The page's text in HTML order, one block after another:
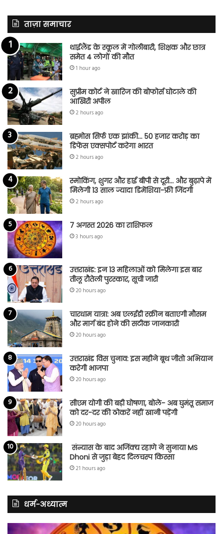
ताज़ा समाचार
थाईलैंड के स्कूल में गोलीबारी, शिक्षक और छात्र
समेत 4 लोगों की मौत
1 hour ago
सुप्रीम कोर्ट ने खारिज की बोफोर्स घोटाले की
आखिरी अपील
2 hours ago
ब्रह्मोस सिर्फ एक झांकी… 50 हजार करोड़ का
डिफेंस एक्सपोर्ट करेगा भारत
2 hours ago
स्मोकिंग, शुगर और हाई बीपी से दूरी… और बुढ़ापे में
मिलेगी 13 साल ज्यादा डिमेंशिया-फ्री जिंदगी
2 hours ago
7 अगस्त 2026 का राशिफल
3 hours ago
उत्तराखंड: इन 13 महिलाओं को मिलेगा इस बार
तीलू रौतेली पुरस्कार, सूची जारी
20 hours ago
चारधाम यात्रा: अब एलईडी स्क्रीन बताएगी मौसम
और मार्ग बंद होने की सटीक जानकारी
20 hours ago
उत्तराखंड विस चुनाव: इस महीने बूथ जीतो अभियान
करेगी भाजपा
20 hours ago
सीएम योगी की बड़ी घोषणा, बोले- अब घुमंतू समाज
को दर-दर की ठोकरें नहीं खानी पड़ेंगी
20 hours ago
संन्यास के बाद अजिंक्‍य रहाणे ने सुनाया MS
Dhoni से जुड़ा बेहद दिलचस्प किस्सा
21 hours ago
धर्म-अध्यात्म